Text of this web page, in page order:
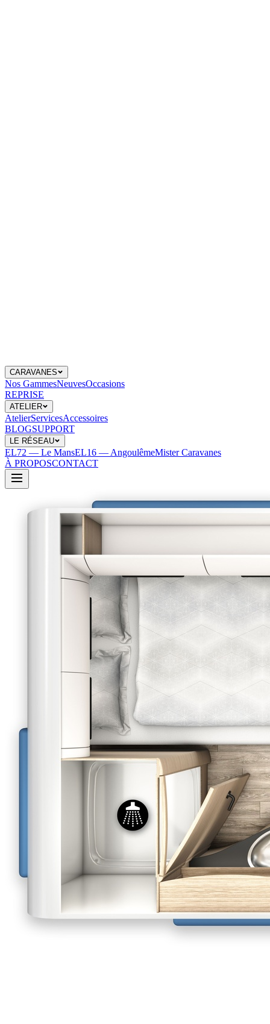
CARAVANES
Nos GammesNeuvesOccasions
REPRISE
ATELIER
AtelierServicesAccessoires
BLOGSUPPORT
LE RÉSEAU
EL72 — Le MansEL16 — AngoulêmeMister Caravanes
À PROPOSCONTACT